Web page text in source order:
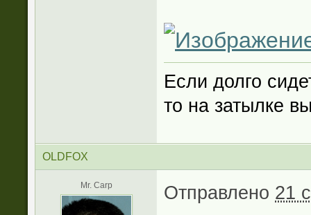
Если долго
то на затылке
OLDFOX
Mr. Carp Отправлено 21